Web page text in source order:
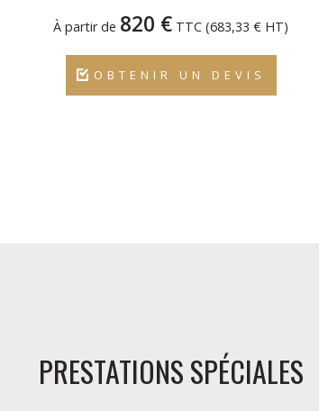
À partir de 820 € TTC (683,33 € HT)
OBTENIR UN DEVIS
PRESTATIONS SPÉCIALES